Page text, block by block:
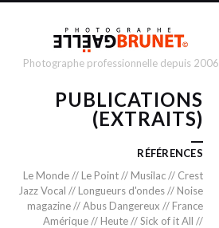
Photographe professionnelle depuis 2006
PUBLICATIONS
(EXTRAITS)
RÉFÉRENCES
Le Monde // Le Point // Musilac // Crest
Jazz Vocal // Longueurs d'ondes // Noise
magazine // Abus Dangereux // France
Amérique // Heute // Sick of it All //